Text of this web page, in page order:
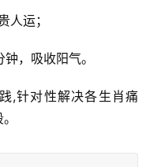
人运；
，吸收阳气。
,针对性解决各生肖痛